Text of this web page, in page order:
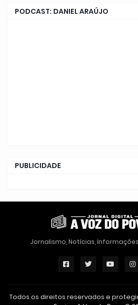
PODCAST: DANIEL ARAÚJO
PUBLICIDADE
Jornalismo, Notícias,
Todos os direitos reservados e